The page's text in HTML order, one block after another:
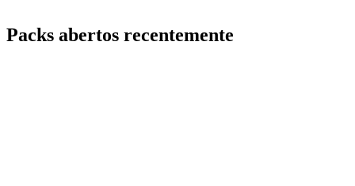
Packs abertos recentemente